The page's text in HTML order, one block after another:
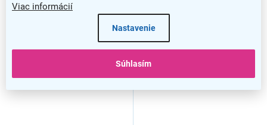
Viac informácií
Nastavenie
Súhlasím